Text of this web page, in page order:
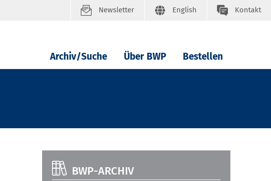
Newsletter English Kontakt
Archiv/Suche Über BWP Bestellen
BWP-ARCHIV